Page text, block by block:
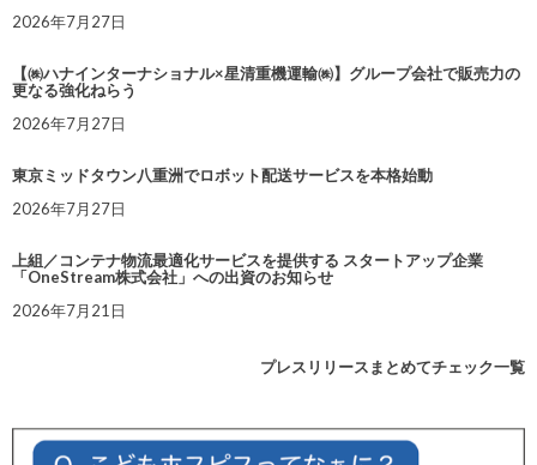
2026年7月27日
【㈱ハナインターナショナル×星清重機運輸㈱】グループ会社で販売力の
更なる強化ねらう
2026年7月27日
東京ミッドタウン八重洲でロボット配送サービスを本格始動
2026年7月27日
上組／コンテナ物流最適化サービスを提供する スタートアップ企業
「OneStream株式会社」への出資のお知らせ
2026年7月21日
プレスリリースまとめてチェック一覧